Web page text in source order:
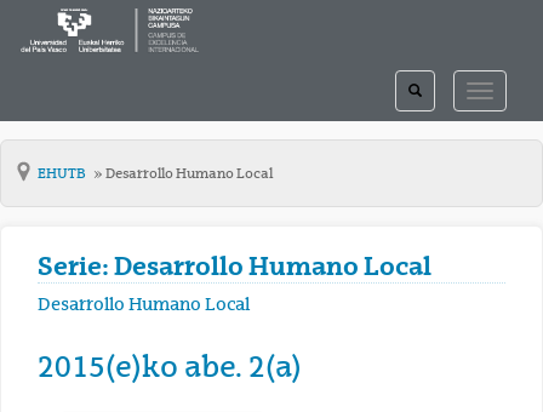
TOGGLE
TOGGLE
SEARCH
EHUTB Desarrollo Humano Local
Serie: Desarrollo Humano Local
Desarrollo Humano Local
2015(e)ko abe. 2(a)